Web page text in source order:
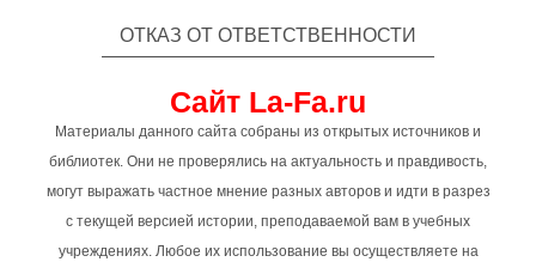
ОТКАЗ ОТ ОТВЕТСТВЕННОСТИ
Сайт La-Fa.ru
Материалы данного сайта собраны из открытых источников и
библиотек. Они не проверялись на актуальность и правдивость,
могут выражать частное мнение разных авторов и идти в разрез
с текущей версией истории, преподаваемой вам в учебных
учреждениях. Любое их использование вы осуществляете на